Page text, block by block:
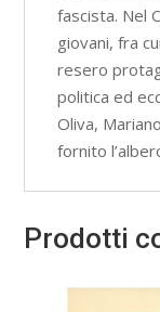
fascista. Nel
giovani, fra
resero
politica ed
Oliva,
fornito
Prodotti